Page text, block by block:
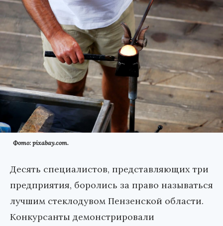
Фото: pixabay.com.
Десять специалистов, представляющих три
предприятия, боролись за право называться
лучшим стеклодувом Пензенской области.
Конкурсанты демонстрировали